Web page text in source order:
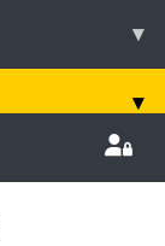
▾
▾